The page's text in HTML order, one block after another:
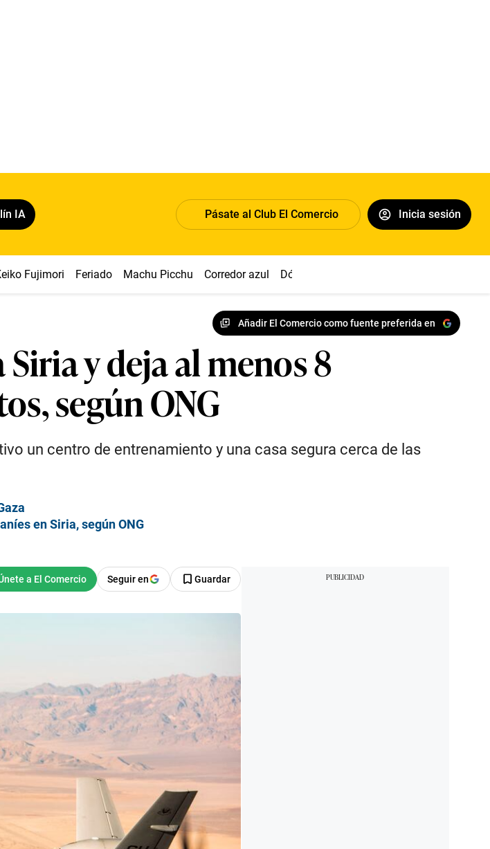
IA Pásate al Club El Comercio Inicia sesión
Fujimori Feriado Machu Picchu Corredor azul Dólar
Añadir El Comercio como fuente preferida en
y deja al menos 8
según ONG
un centro de entrenamiento y una casa segura cerca de las
en Siria, según ONG
Seguir en Guardar